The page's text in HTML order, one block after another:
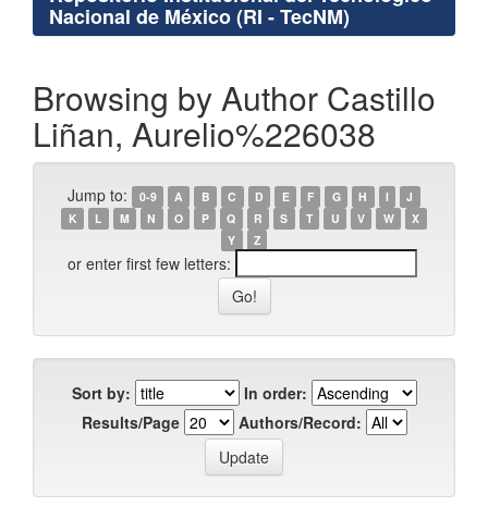
Nacional de México (RI - TecNM)
Browsing by Author Castillo
Liñan, Aurelio%226038
Jump to: 0-9 A B C D E F G H I
J
K
L M N O P Q R S T U V W
X
Y
Z
or enter first few letters:
Sort by:
In order:
Results/Page
Authors/Record: